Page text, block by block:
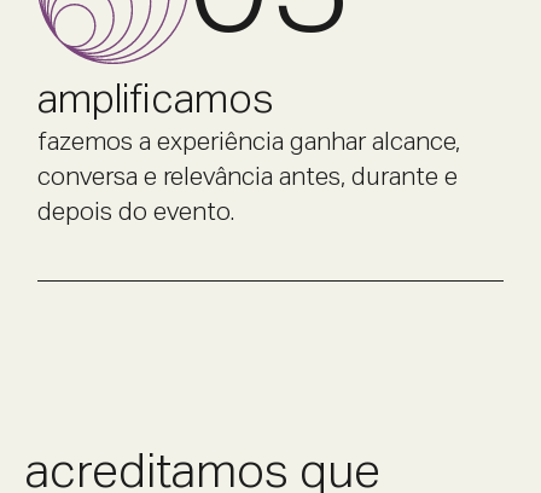
amplificamos
fazemos a experiência ganhar alcance,
conversa e relevância antes, durante e
depois do evento.
acreditamos que